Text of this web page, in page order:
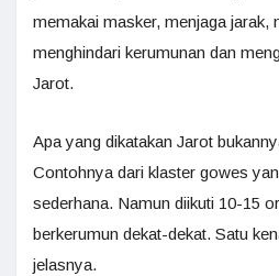
memakai masker, menjaga jarak,
menghindari kerumunan dan
Jarot.
Apa yang dikatakan Jarot
Contohnya dari klaster gowes
sederhana. Namun diikuti 10-15
berkerumun dekat-dekat. Satu
jelasnya.